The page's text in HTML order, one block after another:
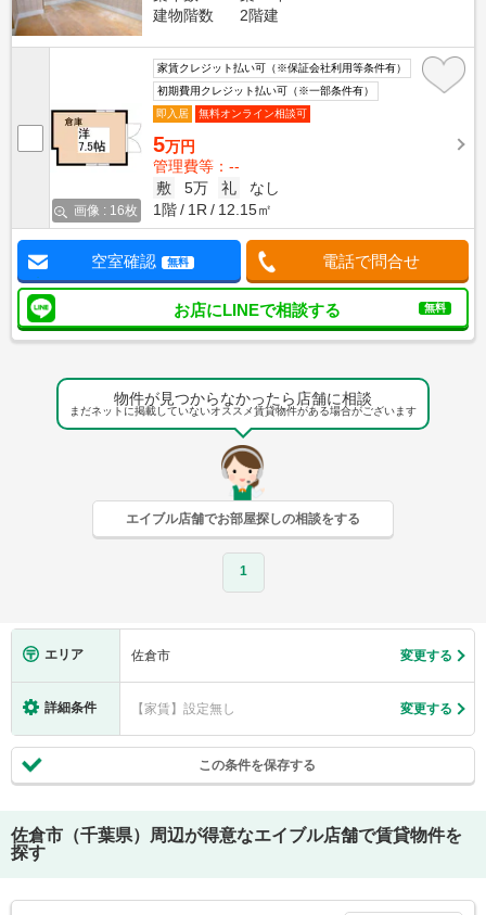
建物階数
2階建
画像 : 16枚
家賃クレジット払い可（※保証会社利用等条件有）
初期費用クレジット払い可（※一部条件有）
即入居
無料オンライン相談可
5万円
管理費等：--
敷
5万 礼
なし
1階
1R 12.15㎡
空室確認 無料 電話で問合せ
お店にLINEで相談する 無料
物件が見つからなかったら店舗に相談
まだネットに掲載していないオススメ賃貸物件がある場合がございます
エイブル店舗でお部屋探しの相談をする
1
エリア 佐倉市 変更する
詳細条件 【家賃】設定無し 変更する
この条件を保存する
佐倉市（千葉県）
周辺が得意なエイブル店舗で賃貸物件を
探す